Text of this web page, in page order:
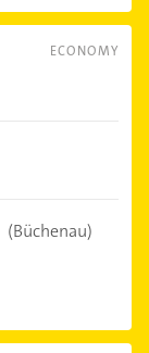
ECONOMY
(Büchenau)